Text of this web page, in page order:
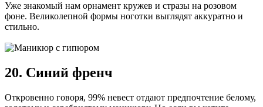
Уже знакомый нам орнамент кружев и стразы на розовом
фоне. Великолепной формы ноготки выглядят аккуратно и
стильно.
20. Синий френч
Откровенно говоря, 99% невест отдают предпочтение белому,